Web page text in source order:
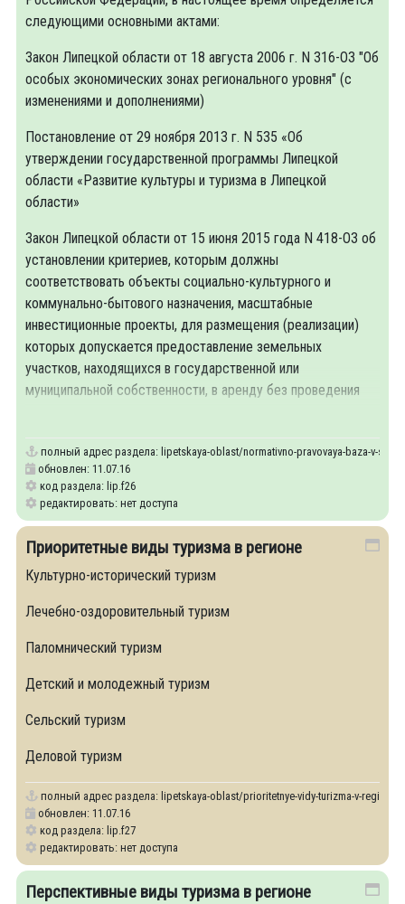
следующими основными актами:
Закон Липецкой области от 18 августа 2006 г. N 316-ОЗ "Об
особых экономических зонах регионального уровня" (с
изменениями и дополнениями)
Постановление от 29 ноября 2013 г. N 535 «Об
утверждении государственной программы Липецкой
области «Развитие культуры и туризма в Липецкой
области»
Закон Липецкой области от 15 июня 2015 года N 418-ОЗ об
установлении критериев, которым должны
соответствовать объекты социально-культурного и
коммунально-бытового назначения, масштабные
инвестиционные проекты, для размещения (реализации)
которых допускается предоставление земельных
участков, находящихся в государственной или
муниципальной собственности, в аренду без проведения
полный адрес раздела: lipetskaya-oblast/normativno-pravovaya-baza-v-
обновлен: 11.07.16
код раздела: lip.f26
редактировать: нет доступа
Приоритетные виды туризма в регионе
Культурно-исторический туризм
Лечебно-оздоровительный туризм
Паломнический туризм
Детский и молодежный туризм
Сельский туризм
Деловой туризм
полный адрес раздела: lipetskaya-oblast/prioritetnye-vidy-turizma-v-regione
обновлен: 11.07.16
код раздела: lip.f27
редактировать: нет доступа
Перспективные виды туризма в регионе